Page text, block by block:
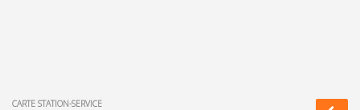
CARTE STATION-SERVICE